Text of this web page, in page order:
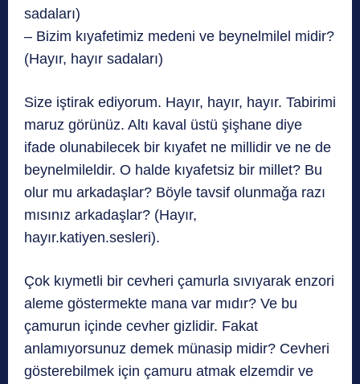
sadaları)
– Bizim kıyafetimiz medeni ve beynelmilel midir?
(Hayır, hayır sadaları)
Size iştirak ediyorum. Hayır, hayır, hayır. Tabirimi
maruz görünüz. Altı kaval üstü şişhane diye
ifade olunabilecek bir kıyafet ne millidir ve ne de
beynelmileldir. O halde kıyafetsiz bir millet? Bu
olur mu arkadaşlar? Böyle tavsif olunmağa razı
mısınız arkadaşlar? (Hayır,
hayır.katiyen.sesleri).
Çok kıymetli bir cevheri çamurla sıvıyarak enzori
aleme göstermekte mana var mıdır? Ve bu
çamurun içinde cevher gizlidir. Fakat
anlamıyorsunuz demek münasip midir? Cevheri
gösterebilmek için çamuru atmak elzemdir ve